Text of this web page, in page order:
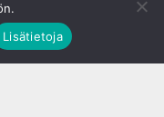
Lisätietoja